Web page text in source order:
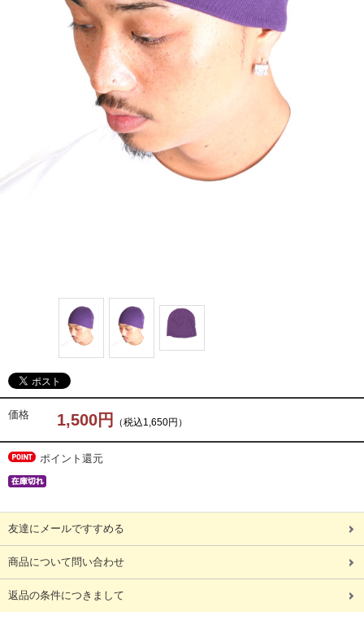
価格 1,500円 （税込1,650円）
ポイント還元
友達にメールですすめる
商品について問い合わせ
返品の条件につきまして